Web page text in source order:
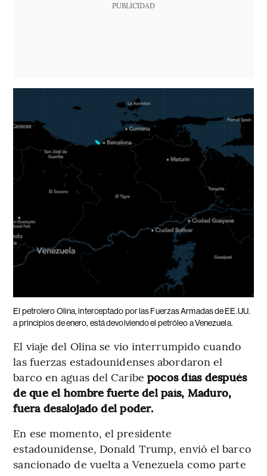
PUBLICIDAD
El petrolero Olina, interceptado por las Fuerzas Armadas de EE.UU.
a principios de enero, está devolviendo el petróleo a Venezuela.
El viaje del Olina se vio interrumpido cuando
las fuerzas estadounidenses abordaron el
barco en aguas del Caribe pocos días después
de que el hombre fuerte del país, Maduro,
fuera desalojado del poder.
En ese momento, el presidente
estadounidense, Donald Trump, envió el barco
sancionado de vuelta a Venezuela como parte